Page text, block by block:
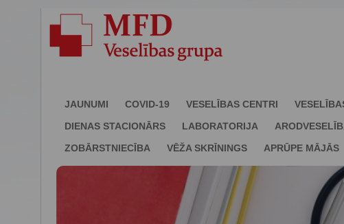
JAUNUMI COVID-19 VESELĪBAS CENTRI
DIENAS STACIONĀRS
LABORATORIJA
ZOBĀRSTNIECĪBA
VĒŽA SKRĪNINGS APRŪPE MĀJĀS